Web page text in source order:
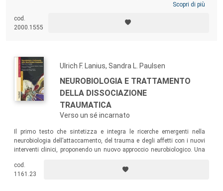
particolare la costituzione delle strutture intermedie alternative al
Emilia, negli Stati Uniti, in Grecia, con una sorta di ritmo rapsodico,
dove i ricordi personali si intrecciano con memorie legate alla
Scopri di più
cod.
2000.1555
Ulrich F. Lanius, Sandra L. Paulsen
NEUROBIOLOGIA E TRATTAMENTO
DELLA DISSOCIAZIONE
TRAUMATICA
Verso un sé incarnato
Il primo testo che sintetizza e integra le ricerche emergenti nella
neurobiologia dell’attaccamento, del trauma e degli affetti con i nuovi
interventi clinici, proponendo un nuovo approccio neurobiologico. Una
dissociazione traumatica, che potranno così selezionare gli interventi
più appropriati per ottenere esiti positivi.
cod.
1161.23